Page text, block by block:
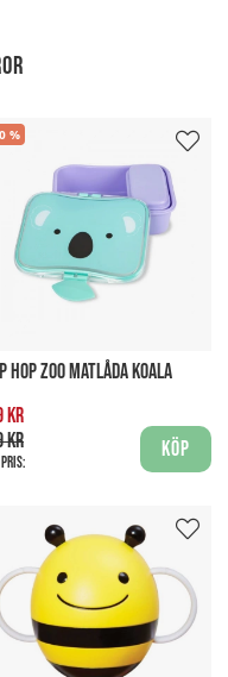
HOP ZOO MATLÅDA KOALA
kr
kr
pris:
Köp